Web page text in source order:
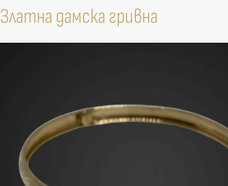
Златна дамска гривна